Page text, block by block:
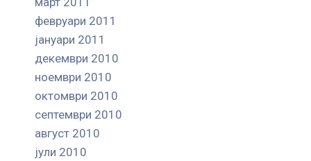
февруари 2011
јануари 2011
декември 2010
ноември 2010
октомври 2010
септември 2010
август 2010
јули 2010